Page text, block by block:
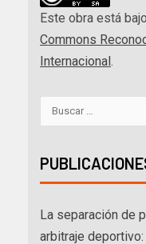
Este obra está
Commons
Internacional.
La separación de
arbitraje